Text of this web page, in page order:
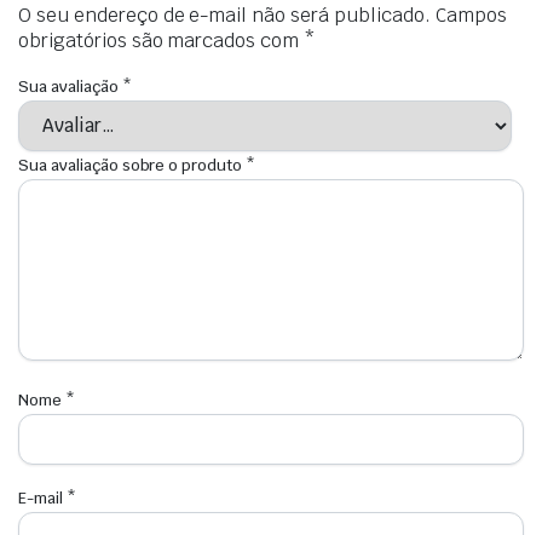
O seu endereço de e-mail não será publicado. Campos
obrigatórios são marcados com *
Sua avaliação *
Sua avaliação sobre o produto *
Nome *
E-mail *